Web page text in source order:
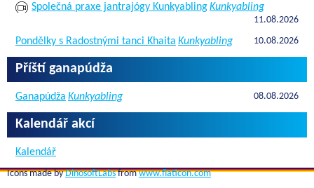
Společná praxe jantrajógy KunkyablingKunkyabling
11.08.2026
Pondělky s Radostnými tanci Khaita Kunkyabling 10.08.2026
Příští ganapúdža
Ganapúdža Kunkyabling 08.08.2026
Kalendář akcí
Kalendář
Icons made byDinosoftLabsfromwww.flaticon.com